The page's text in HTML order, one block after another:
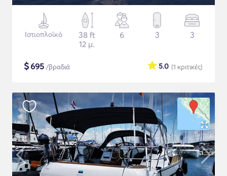
Ιστιοπλοϊκό
38 ft
12 μ.
6 3 3
$695 /βραδιά (1 κριτικές)
5.0